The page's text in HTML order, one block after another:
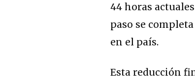
44 horas
paso se
en el país.
Esta reducción